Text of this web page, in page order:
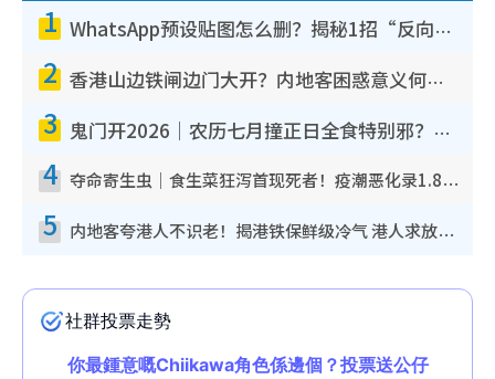
1 WhatsApp预设贴图怎么删？揭秘1招“反向操作”还原简洁界面 附3步实测教程
2 香港山边铁闸边门大开？内地客困惑意义何在！网友神回复：这种叫法理性防御
3 鬼门开2026｜农历七月撞正日全食特别邪？专家警告切忌做一事！揭4大禁忌+2招保平安
4 夺命寄生虫｜食生菜狂泻首现死者！疫潮恶化录1.8万宗病例 揭洗菜3大谬误
5 内地客夸港人不识老！揭港铁保鲜级冷气 港人求放过：别投诉